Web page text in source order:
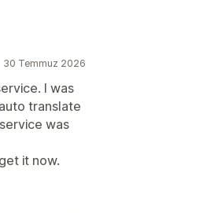
30 Temmuz 2026
I was
translate
was
it now.